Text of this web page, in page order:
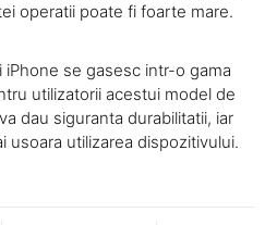
operatii poate fi foarte mare.
iPhone se gasesc intr-o gama
utilizatorii acestui model de
dau siguranta durabilitatii, iar
usoara utilizarea dispozitivului.